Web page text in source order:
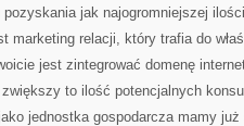
jak najogromniejszej
marketing relacji, który trafia do
jest zintegrować domenę
to ilość potencjalnych
jednostka gospodarcza mamy